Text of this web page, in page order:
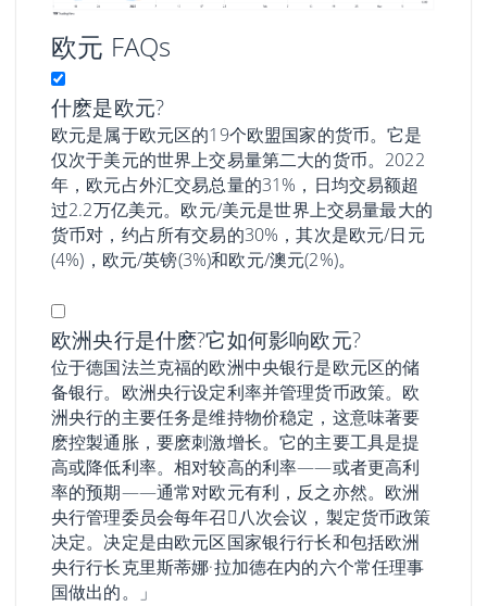
欧元 FAQs
什麽是欧元?
欧元是属于欧元区的19个欧盟国家的货币。它是
仅次于美元的世界上交易量第二大的货币。2022
年，欧元占外汇交易总量的31%，日均交易额超
过2.2万亿美元。欧元/美元是世界上交易量最大的
货币对，约占所有交易的30%，其次是欧元/日元
(4%)，欧元/英镑(3%)和欧元/澳元(2%)。
欧洲央行是什麽?它如何影响欧元?
位于德国法兰克福的欧洲中央银行是欧元区的储
备银行。欧洲央行设定利率并管理货币政策。欧
洲央行的主要任务是维持物价稳定，这意味著要
麽控製通胀，要麽刺激增长。它的主要工具是提
高或降低利率。相对较高的利率——或者更高利
率的预期——通常对欧元有利，反之亦然。欧洲
央行管理委员会每年召𫔭八次会议，製定货币政策
决定。决定是由欧元区国家银行行长和包括欧洲
央行行长克里斯蒂娜·拉加德在内的六个常任理事
国做出的。」